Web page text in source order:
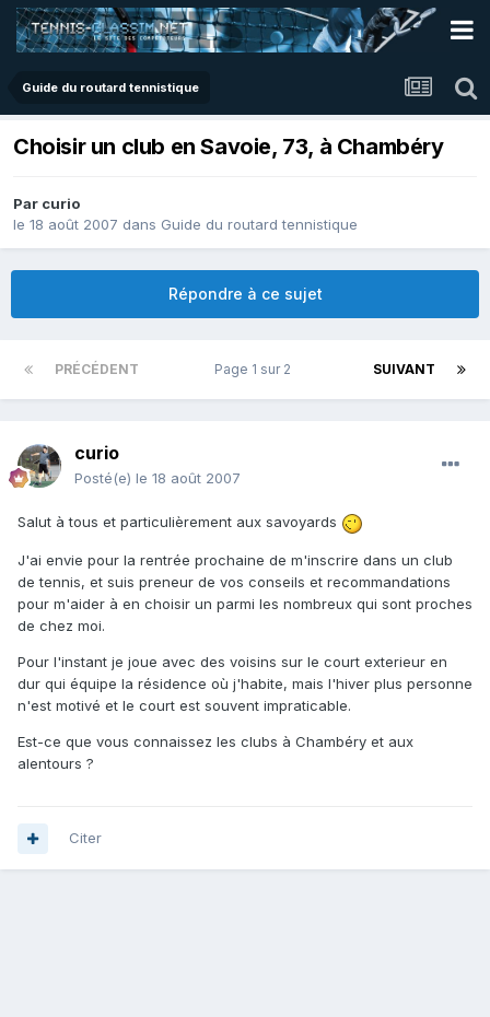
Guide du routard tennistique
Choisir un club en Savoie, 73, à Chambéry
Par curio
le 18 août 2007 dans Guide du routard tennistique
Répondre à ce sujet
PRÉCÉDENT SUIVANT
Page 1 sur 2
curio
Posté(e) le 18 août 2007
Salut à tous et particulièrement aux savoyards
J'ai envie pour la rentrée prochaine de m'inscrire dans un club
de tennis, et suis preneur de vos conseils et recommandations
pour m'aider à en choisir un parmi les nombreux qui sont proches
de chez moi.
Pour l'instant je joue avec des voisins sur le court exterieur en
dur qui équipe la résidence où j'habite, mais l'hiver plus personne
n'est motivé et le court est souvent impraticable.
Est-ce que vous connaissez les clubs à Chambéry et aux
alentours ?
Citer